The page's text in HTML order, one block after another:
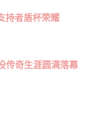
持者盾杯荣耀
传奇生涯圆满落幕